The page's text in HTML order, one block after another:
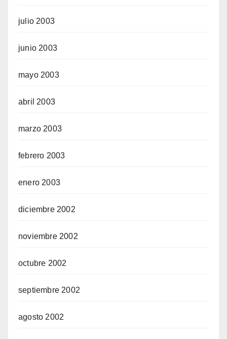
julio 2003
junio 2003
mayo 2003
abril 2003
marzo 2003
febrero 2003
enero 2003
diciembre 2002
noviembre 2002
octubre 2002
septiembre 2002
agosto 2002